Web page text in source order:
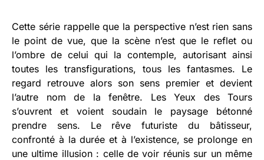
Cette série rappelle que la perspective n’est rien sans
le point de vue, que la scène n’est que le reflet ou
l’ombre de celui qui la contemple, autorisant ainsi
toutes les transfigurations, tous les fantasmes. Le
regard retrouve alors son sens premier et devient
l’autre nom de la fenêtre. Les Yeux des Tours
s’ouvrent et voient soudain le paysage bétonné
prendre sens. Le rêve futuriste du bâtisseur,
confronté à la durée et à l’existence, se prolonge en
une ultime illusion : celle de voir réunis sur un même